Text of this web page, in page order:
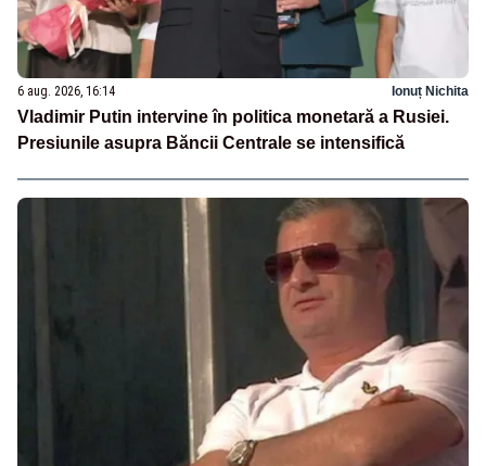
6 aug. 2026, 16:14 Ionuț Nichita
Vladimir Putin intervine în politica monetară a Rusiei.
Presiunile asupra Băncii Centrale se intensifică